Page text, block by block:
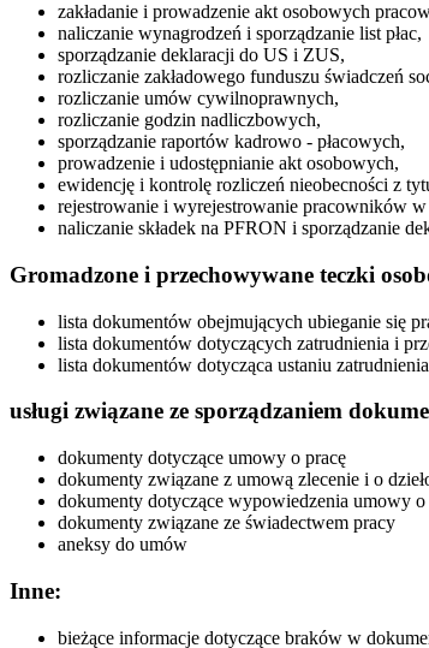
zakładanie i prowadzenie akt osobowych
naliczanie wynagrodzeń i sporządzanie list płac,
sporządzanie deklaracji do US i ZUS,
rozliczanie zakładowego funduszu świadczeń
rozliczanie umów cywilnoprawnych,
rozliczanie godzin nadliczbowych,
sporządzanie raportów kadrowo - płacowych,
prowadzenie i udostępnianie akt osobowych,
ewidencję i kontrolę rozliczeń nieobecności z
rejestrowanie i wyrejestrowanie pracowników
naliczanie składek na PFRON i sporządzanie
Gromadzone i przechowywane teczki
lista dokumentów obejmujących ubieganie się
lista dokumentów dotyczących zatrudnienia i
lista dokumentów dotycząca ustaniu zatrudnienia
usługi związane ze sporządzaniem
dokumenty dotyczące umowy o pracę
dokumenty związane z umową zlecenie i o
dokumenty dotyczące wypowiedzenia umowy o
dokumenty związane ze świadectwem pracy
aneksy do umów
Inne:
bieżące informacje dotyczące braków w